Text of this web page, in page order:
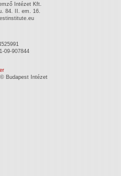
Intézet Kft.
84. II. em. 16.
09-907844
Budapest Intézet